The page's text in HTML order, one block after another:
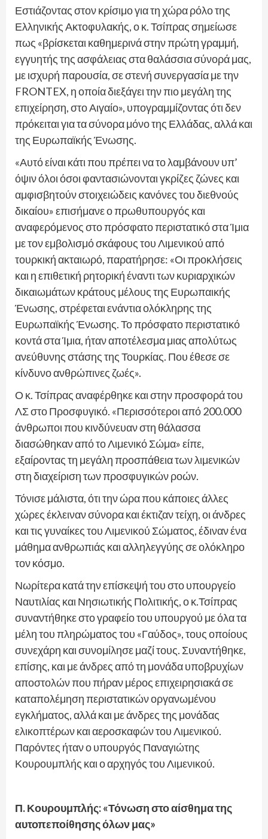
Εστιάζοντας στον κρίσιμο για τη χώρα ρόλο της
Ελληνικής Ακτοφυλακής, ο κ. Τσίπρας σημείωσε
πως «βρίσκεται καθημερινά στην πρώτη γραμμή,
εγγυητής της ασφάλειας στα θαλάσσια σύνορά μας,
με ισχυρή παρουσία, σε στενή συνεργασία με την
FRONTEX, η οποία διεξάγει την πιο μεγάλη της
επιχείρηση, στο Αιγαίο», υπογραμμίζοντας ότι δεν
πρόκειται για τα σύνορα μόνο της Ελλάδας, αλλά και
της Ευρωπαϊκής Ένωσης.
«Αυτό είναι κάτι που πρέπει να το λαμβάνουν υπ’
όψιν όλοι όσοι φαντασιώνονται γκρίζες ζώνες και
αμφισβητούν στοιχειώδεις κανόνες του διεθνούς
δικαίου» επισήμανε ο πρωθυπουργός και
αναφερόμενος στο πρόσφατο περιστατικό στα Ίμια
με τον εμβολισμό σκάφους του Λιμενικού από
τουρκική ακταιωρό, παρατήρησε: «Οι προκλήσεις
και η επιθετική ρητορική έναντι των κυριαρχικών
δικαιωμάτων κράτους μέλους της Ευρωπαικής
Ένωσης, στρέφεται ενάντια ολόκληρης της
Ευρωπαϊκής Ένωσης. Το πρόσφατο περιστατικό
κοντά στα Ίμια, ήταν αποτέλεσμα μιας απολύτως
ανεύθυνης στάσης της Τουρκίας. Που έθεσε σε
κίνδυνο ανθρώπινες ζωές».
Ο κ. Τσίπρας αναφέρθηκε και στην προσφορά του
ΛΣ στο Προσφυγικό. «Περισσότεροι από 200.000
άνθρωποι που κινδύνευαν στη θάλασσα
διασώθηκαν από το Λιμενικό Σώμα» είπε,
εξαίροντας τη μεγάλη προσπάθεια των λιμενικών
στη διαχείριση των προσφυγικών ροών.
Τόνισε μάλιστα, ότι την ώρα που κάποιες άλλες
χώρες έκλειναν σύνορα και έκτιζαν τείχη, οι άνδρες
και τις γυναίκες του Λιμενικού Σώματος, έδιναν ένα
μάθημα ανθρωπιάς και αλληλεγγύης σε ολόκληρο
τον κόσμο.
Νωρίτερα κατά την επίσκεψή του στο υπουργείο
Ναυτιλίας και Νησιωτικής Πολιτικής, ο κ.Τσίπρας
συναντήθηκε στο γραφείο του υπουργού με όλα τα
μέλη του πληρώματος του «Γαύδος», τους οποίους
συνεχάρη και συνομίλησε μαζί τους. Συναντήθηκε,
επίσης, και με άνδρες από τη μονάδα υποβρυχίων
αποστολών που πήραν μέρος επιχειρησιακά σε
καταπολέμηση περιστατικών οργανωμένου
εγκλήματος, αλλά και με άνδρες της μονάδας
ελικοπτέρων και αεροσκαφών του Λιμενικού.
Παρόντες ήταν ο υπουργός Παναγιώτης
Κουρουμπλής και ο αρχηγός του Λιμενικού.
Π. Κουρουμπλής: «Τόνωση στο αίσθημα της
αυτοπεποίθησης όλων μας»